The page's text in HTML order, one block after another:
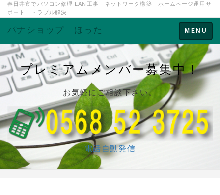
春日井市でパソコン修理 LAN工事 ネットワーク構築 ホームページ運用サ
ポート トラブル解決
Toggle
navigation
MENU
パナショップ ほった
プレミアムメンバー募集中！
お気軽にご相談下さい。
電話自動発信